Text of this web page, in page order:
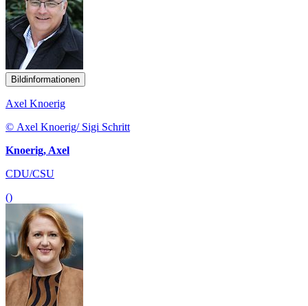
Bildinformationen
Axel Knoerig
© Axel Knoerig/ Sigi Schritt
Knoerig, Axel
CDU/CSU
()